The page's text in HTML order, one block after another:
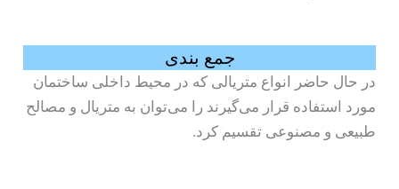
جمع‌ بندی
در حال حاضر انواع متریالی که در محیط داخلی ساختمان
مورد استفاده قرار می‌گیرند را می‌توان به متریال و مصالح
طبیعی و مصنوعی تقسیم کرد.